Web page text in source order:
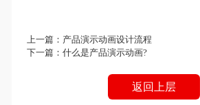
上一篇： 产品演示动画设计流程
下一篇：什么是产品演示动画?
返回上层